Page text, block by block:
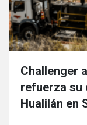
Challenger
refuerza su
Hualilán en